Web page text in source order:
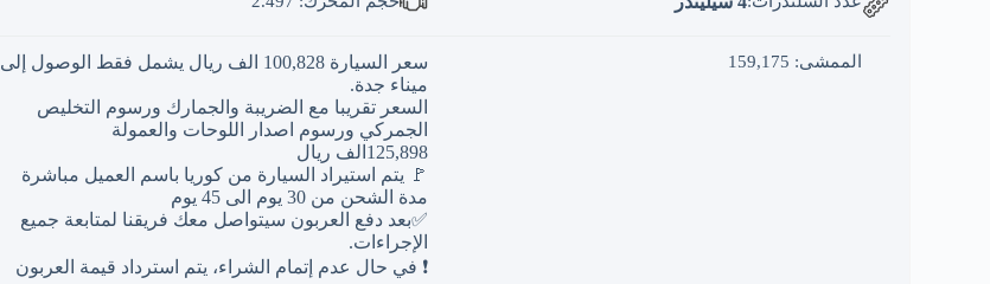
الممشى: 159,175
سعر السيارة 100,828 الف ريال يشمل فقط الوصول إلى
ميناء جدة.
السعر تقريبا مع الضريبة والجمارك ورسوم التخليص
الجمركي ورسوم اصدار اللوحات والعمولة
125,898الف ريال
🚩 يتم استيراد السيارة من كوريا باسم العميل مباشرة
مدة الشحن من 30 يوم الى 45 يوم
✅بعد دفع العربون سيتواصل معك فريقنا لمتابعة جميع
الإجراءات.
❗ في حال عدم إتمام الشراء، يتم استرداد قيمة العربون